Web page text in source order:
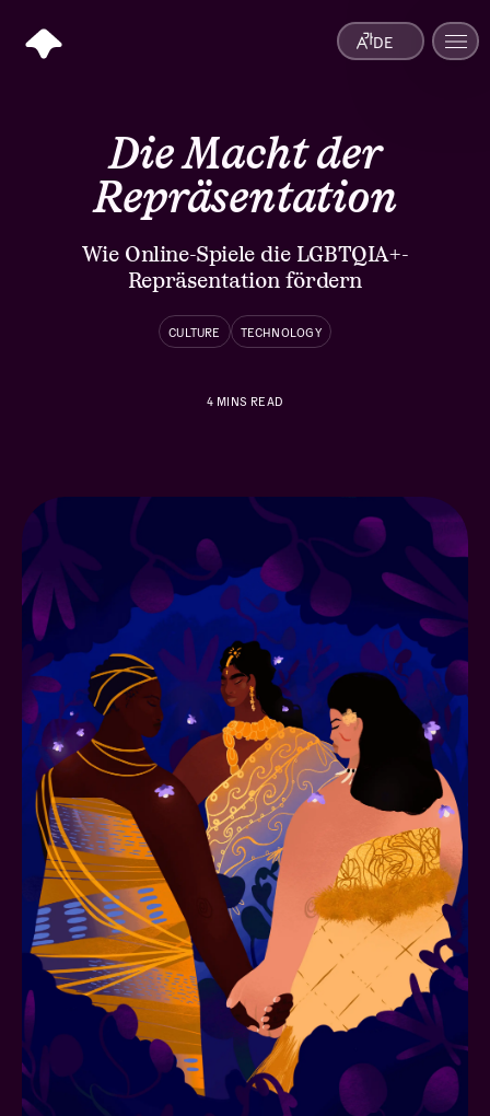
Die Macht der
Repräsentation
Wie Online-Spiele die LGBTQIA+-
Repräsentation fördern
CULTURE TECHNOLOGY
4MINS READ
DE